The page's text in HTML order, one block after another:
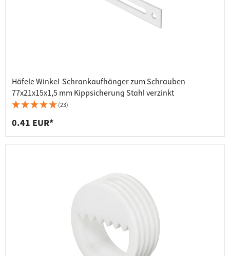
Häfele Winkel-Schrankaufhänger zum Schrauben
77x21x15x1,5 mm Kippsicherung Stahl verzinkt
(23)
0.41 EUR*